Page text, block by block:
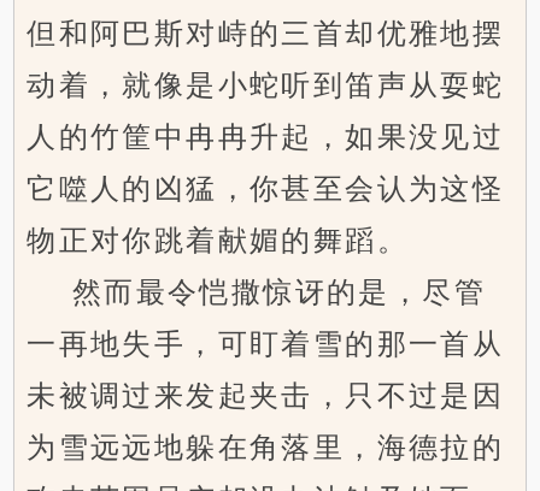
但和阿巴斯对峙的三首却优雅地摆
动着，就像是小蛇听到笛声从耍蛇
人的竹筐中冉冉升起，如果没见过
它噬人的凶猛，你甚至会认为这怪
物正对你跳着献媚的舞蹈。
然而最令恺撒惊讶的是，尽管
一再地失手，可盯着雪的那一首从
未被调过来发起夹击，只不过是因
为雪远远地躲在角落里，海德拉的